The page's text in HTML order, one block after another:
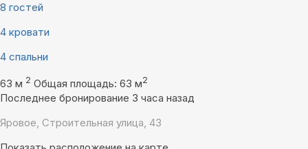
8 гостей
4 кровати
4 спальни
63 м 2 Общая площадь: 63 м2
Последнее бронирование 3 часа назад
Яровое, Строительная улица, 43